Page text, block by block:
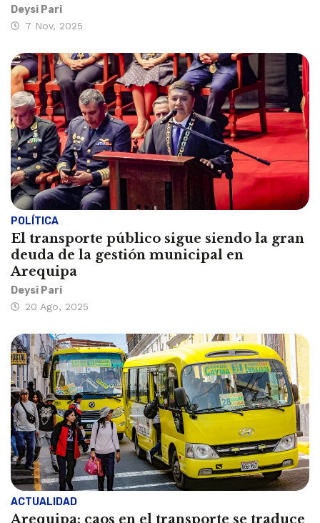
Deysi Pari
7 Nov, 2025
POLÍTICA
El transporte público sigue siendo la gran
deuda de la gestión municipal en
Arequipa
Deysi Pari
20 Ago, 2025
ACTUALIDAD
Arequipa: caos en el transporte se traduce